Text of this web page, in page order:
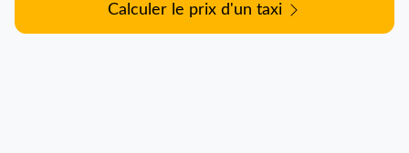
Calculer le prix d'un taxi